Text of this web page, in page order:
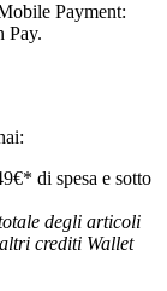
Payment:
Pay.
di spesa e sotto
degli articoli
crediti Wallet